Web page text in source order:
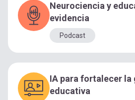
Neurociencia y
evidencia
Podcast
IA para fortalecer la
educativa